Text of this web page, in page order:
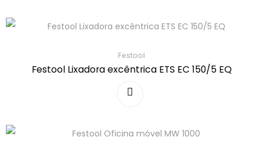
Festool
Festool Lixadora excêntrica ETS EC 150/5 EQ